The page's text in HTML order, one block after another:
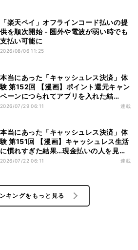
「楽天ペイ」オフラインコード払いの提
供を順次開始 - 圏外や電波が弱い時でも
支払い可能に
2026/08/06 11:25
本当にあった「キャッシュレス決済」体
験 第152回 【漫画】ポイント還元キャン
ペーンにつられてアプリを入れた結
果……お得を逃したまさかの理由
2026/07/29 06:11 連載
本当にあった「キャッシュレス決済」体
験 第151回 【漫画】キャッシュレス生活
に慣れすぎた結果…現金払いの人を見る
と「理由」を推理してしまう
2026/07/22 06:11 連載
キングをもっと見る